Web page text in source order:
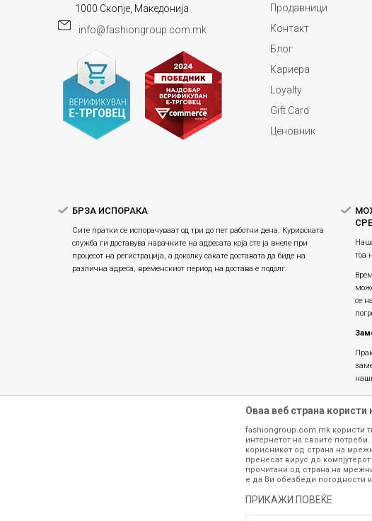
1000 Скопје, Македонија
info@fashiongroup.com.mk
Продавници
Контакт
Блог
Кариера
Loyalty
Gift Card
Ценовник
БРЗА ИСПОРАКА
Сите пратки се испорачуваат од три до пет работни дена. Курирската
служба ги доставува нарачките на адресата која сте ја внеле при
процесот на регистрација, а доколку сакате доставата да биде на
различна адреса, временскиот период на достава е подолг.
тоа
се
Сите информации околу производите кои се
гарантираме дека се без ниту една грешка или пак
Оваа веб страна
fashiongroup.com.mk користи
интернетот на своите
корисникот од страна на
пренесат вирус до
прочитани од страна на
е да Ви обезбеди погодности
ПРИКАЖИ ПОВЕЌЕ